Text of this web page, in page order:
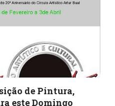
de Pintura,
este Domingo